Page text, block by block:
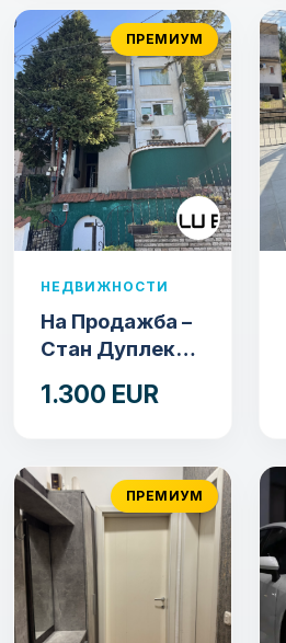
ПРЕМИУМ
НЕДВИЖНОСТИ
На Продажба –
Стан Дуплекс
1.300 EUR
ПРЕМИУМ